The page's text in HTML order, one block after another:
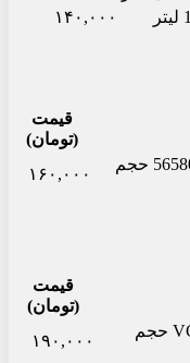
۱۴۰,۰۰۰
قیمت
(تومان)
روغن هیدرولیک فرمان ای ام مدل 565800796 حجم
۱۶۰,۰۰۰
قیمت
(تومان)
روغن هیدرولیک خودرو ویرا مدل VG68 HL حجم
۱۹۰,۰۰۰